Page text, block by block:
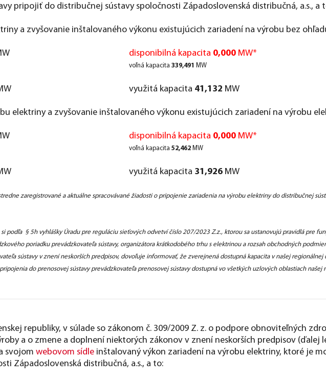
pripojiť do distribučnej sústavy spoločnosti Západoslovenská distribučná, a.s., a
a zvyšovanie inštalovaného výkonu existujúcich zariadení na výrobu bez
disponibilná kapacita 0,000 MW*
voľná kapacita 339,491 MW
využitá kapacita 41,132 MW
elektriny a zvyšovanie inštalovaného výkonu existujúcich zariadení na výrobu
disponibilná kapacita 0,000 MW*
voľná kapacita 52,462 MW
využitá kapacita 31,926 MW
zaregistrované a aktuálne spracovávané žiadosti o pripojenie zariadenia na výrobu elektriny do distribučnej
si podľa § 5h vyhlášky Úradu pre reguláciu sieťových odvetví číslo 207/2023 Z.z., ktorou sa ustanovujú pravidlá pre
poriadku prevádzkovateľa sústavy, organizátora krátkodobého trhu s elektrinou a rozsah obchodných
sústavy v znení neskorších predpisov, dovoľuje informovať, že zverejnená dostupná kapacita v našej regionálnej
do prenosovej sústavy prevádzkovateľa prenosovej sústavy dostupná vo všetkých uzlových oblastiach našej
republiky, v súlade so zákonom č. 309/2009 Z. z. o podpore obnoviteľných
a o zmene a doplnení niektorých zákonov v znení neskorších predpisov (ďalej
svojom webovom sídle inštalovaný výkon zariadení na výrobu elektriny, ktoré je
Západoslovenská distribučná, a.s., a to: